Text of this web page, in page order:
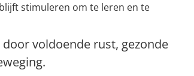
stimuleren om te leren en te
voldoende rust, gezonde